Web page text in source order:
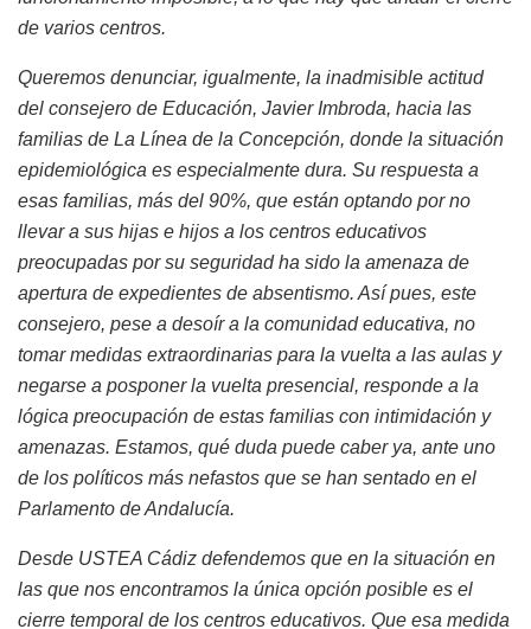
de varios centros.
Queremos denunciar, igualmente, la inadmisible actitud
del consejero de Educación, Javier Imbroda, hacia las
familias de La Línea de la Concepción, donde la situación
epidemiológica es especialmente dura. Su respuesta a
esas familias, más del 90%, que están optando por no
llevar a sus hijas e hijos a los centros educativos
preocupadas por su seguridad ha sido la amenaza de
apertura de expedientes de absentismo. Así pues, este
consejero, pese a desoír a la comunidad educativa, no
tomar medidas extraordinarias para la vuelta a las aulas y
negarse a posponer la vuelta presencial, responde a la
lógica preocupación de estas familias con intimidación y
amenazas. Estamos, qué duda puede caber ya, ante uno
de los políticos más nefastos que se han sentado en el
Parlamento de Andalucía.
Desde USTEA Cádiz defendemos que en la situación en
las que nos encontramos la única opción posible es el
cierre temporal de los centros educativos. Que esa medida